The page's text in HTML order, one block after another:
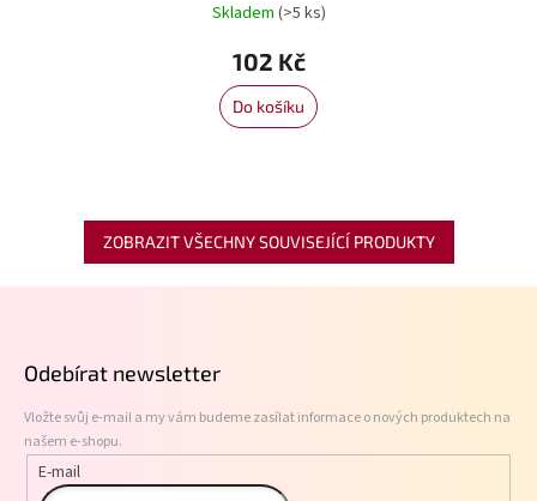
Skladem (>5 ks)
102 Kč
Do košíku
ZOBRAZIT VŠECHNY SOUVISEJÍCÍ PRODUKTY
Odebírat newsletter
Vložte svůj e-mail a my vám budeme zasílat informace o nových produktech na
našem e-shopu.
E-mail